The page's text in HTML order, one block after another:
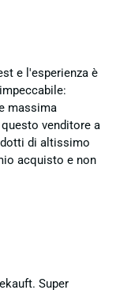
e l'esperienza è
massima
venditore a
di altissimo
acquisto e non
Super